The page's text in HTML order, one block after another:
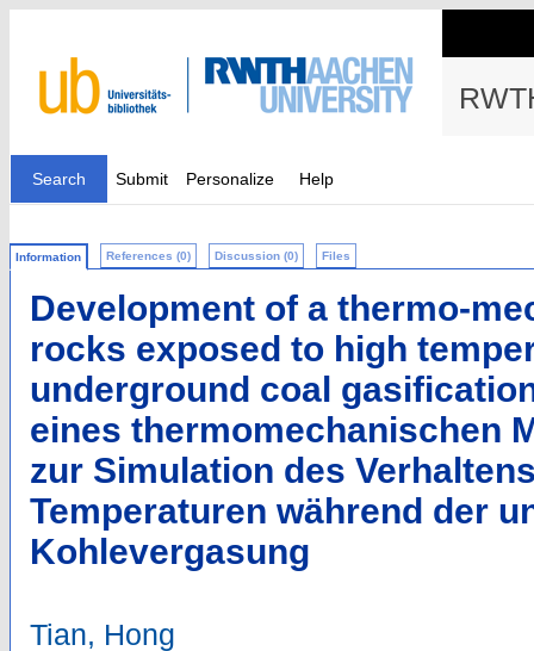
Search Submit Personalize Help
Information References (0) Discussion (0) Files
Development of a thermo-
rocks exposed to high
underground coal
eines thermomechanischen
zur Simulation des
Temperaturen während der
Kohlevergasung
Tian, Hong